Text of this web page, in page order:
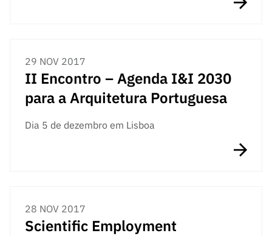
29 NOV 2017
II Encontro – Agenda I&I 2030
para a Arquitetura Portuguesa
Dia 5 de dezembro em Lisboa
28 NOV 2017
Scientific Employment